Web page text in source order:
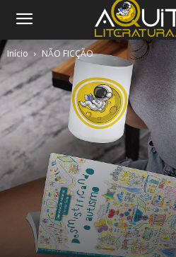
Início NÃO FICÇÃO